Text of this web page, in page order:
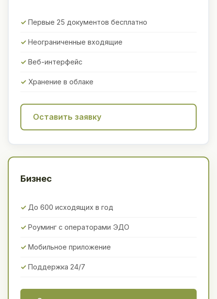
Первые 25 документов бесплатно
Неограниченные входящие
Веб-интерфейс
Хранение в облаке
Оставить заявку
Бизнес
До 600 исходящих в год
Роуминг с операторами ЭДО
Мобильное приложение
Поддержка 24/7